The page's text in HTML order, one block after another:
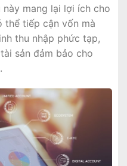
mang lại lợi ích cho
thể tiếp cận vốn mà
thu nhập phức tạp,
sản đảm bảo cho